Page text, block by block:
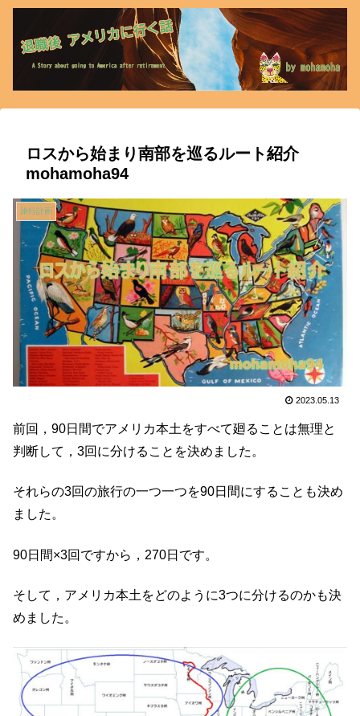
ロスから始まり南部を巡るルート紹介
mohamoha94
旅行計画
2023.05.13
前回，90日間でアメリカ本土をすべて廻ることは無理と
判断して，3回に分けることを決めました。
それらの3回の旅行の一つ一つを90日間にすることも決め
ました。
90日間×3回ですから，270日です。
そして，アメリカ本土をどのように3つに分けるのかも決
めました。